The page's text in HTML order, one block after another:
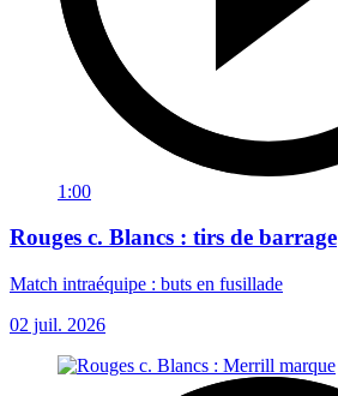
1:00
Rouges c. Blancs : tirs de barrage
Match intraéquipe : buts en fusillade
02 juil. 2026